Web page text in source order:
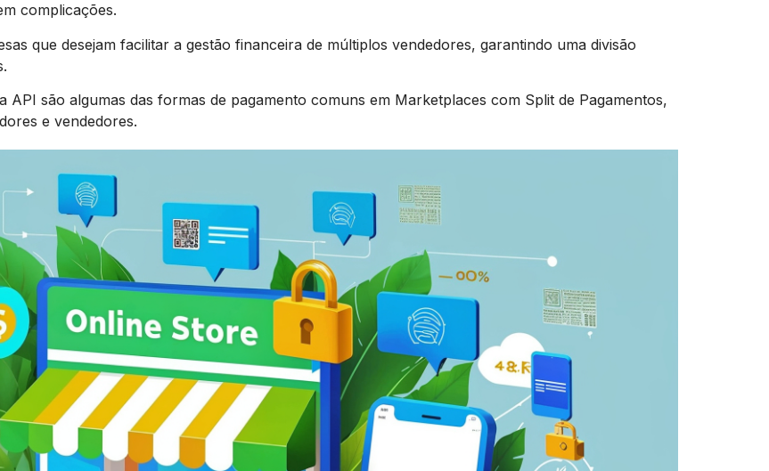
complicações.
que desejam facilitar a gestão financeira de múltiplos vendedores, garantindo uma divisão
são algumas das formas de pagamento comuns em Marketplaces com Split de Pagamentos,
e vendedores.